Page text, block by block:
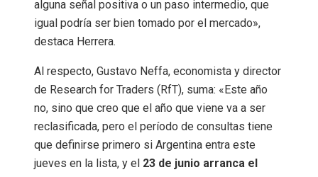
alguna señal positiva o un paso intermedio, que
igual podría ser bien tomado por el mercado»,
destaca Herrera.
Al respecto, Gustavo Neffa, economista y director
de Research for Traders (RfT), suma: «Este año
no, sino que creo que el año que viene va a ser
reclasificada, pero el período de consultas tiene
que definirse primero si Argentina entra este
jueves en la lista, y el 23 de junio arranca el